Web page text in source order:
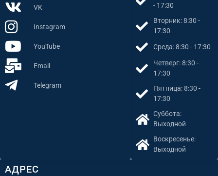
АДРЕС
- 17:30
Вторник: 8:30 -
17:30
Среда: 8:30 - 17:30
Четверг: 8:30 -
17:30
Пятница: 8:30 -
17:30
Суббота:
Выходной
Воскресенье:
Выходной
VK
Instagram
YouTube
Email
Telegram